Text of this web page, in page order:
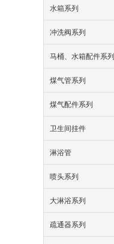
水箱系列
冲洗阀系列
马桶、水箱配件系列
煤气管系列
煤气配件系列
卫生间挂件
淋浴管
喷头系列
大淋浴系列
疏通器系列